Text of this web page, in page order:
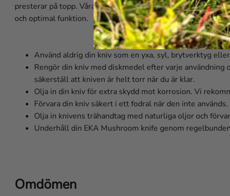
presterar på topp. Våra knivblad är extremt skarpa, hantera
och optimal funktion.
Använd aldrig din kniv som en yxa, syl, brytverktyg
Rengör din kniv med diskmedel efter varje
säkerställ att kniven är helt torr när du är klar.
Olja in din kniv för extra skydd mot korrosion. Vi
Förvara din kniv säkert i ett fodral när den inte används.
Olja in knivens trähandtag med naturliga oljor och
Underhåll din EKA Mushroom knife genom
Omdömen